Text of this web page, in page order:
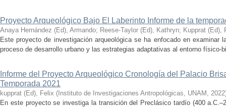
Proyecto Arqueológico Bajo El Laberinto Informe de la
Anaya Hernández (Ed), Armando; Reese-Taylor (Ed), Kathryn; Kupprat (Ed),
Este proyecto de investigación arqueológica se ha enfocado en examinar
proceso de desarrollo urbano y las estrategias adaptativas al entorno físico-
Informe del Proyecto Arqueológico Cronología del Palacio
Temporada 2021
kupprat (Ed), Felix ( Instituto de Investigaciones Antropológicas, UNAM , 2022
En este proyecto se investiga la transición del Preclásico tardío (400